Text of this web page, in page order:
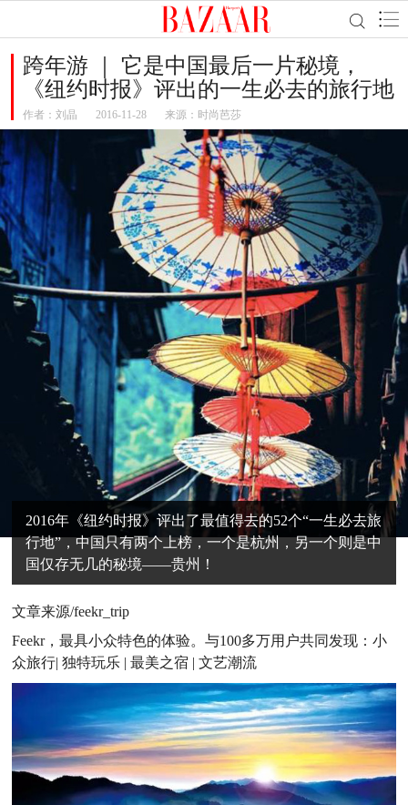
跨年游 ｜ 它是中国最后一片秘境，
《纽约时报》评出的一生必去的旅行地
作者： 刘晶 2016-11-28 来源：时尚芭莎
2016年《纽约时报》评出了最值得去的52个“一生必去旅
行地”，中国只有两个上榜，一个是杭州，另一个则是中
国仅存无几的秘境——贵州！
文章来源/feekr_trip
Feekr，最具小众特色的体验。与100多万用户共同发现：小
众旅行| 独特玩乐 | 最美之宿 | 文艺潮流